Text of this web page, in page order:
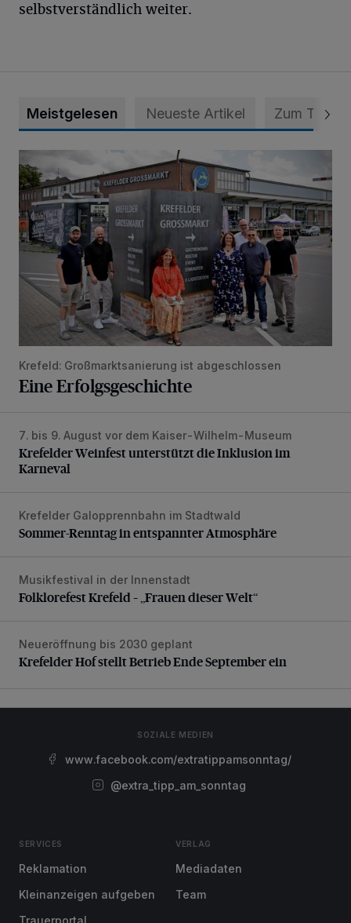
selbstverständlich weiter.
Meistgelesen Neueste Artikel Zum Thema
Krefeld: Großmarktsanierung ist abgeschlossen
Eine Erfolgsgeschichte
Krefelder Weinfest unterstützt die Inklusion im Karneval
7. bis 9. August vor dem Kaiser-Wilhelm-Museum
Krefelder Weinfest unterstützt die Inklusion im
Karneval
Sommer-Renntag in entspannter Atmosphäre
Krefelder Galopprennbahn im Stadtwald
Sommer-Renntag in entspannter Atmosphäre
Folklorefest Krefeld – „Frauen dieser Welt“
Musikfestival in der Innenstadt
Folklorefest Krefeld – „Frauen dieser Welt“
Krefelder Hof stellt Betrieb Ende September ein
Neueröffnung bis 2030 geplant
Krefelder Hof stellt Betrieb Ende September ein
SOZIALE MEDIEN
www.facebook.com/extratippamsonntag/
@extra_tipp_am_sonntag
SERVICES
Reklamation
Kleinanzeigen aufgeben
VERLAG
Mediadaten
Team